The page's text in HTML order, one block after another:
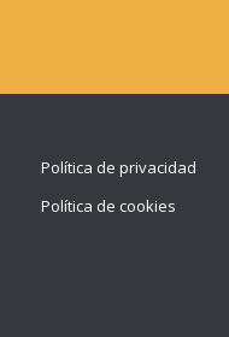
Política de privacidad
Política de cookies